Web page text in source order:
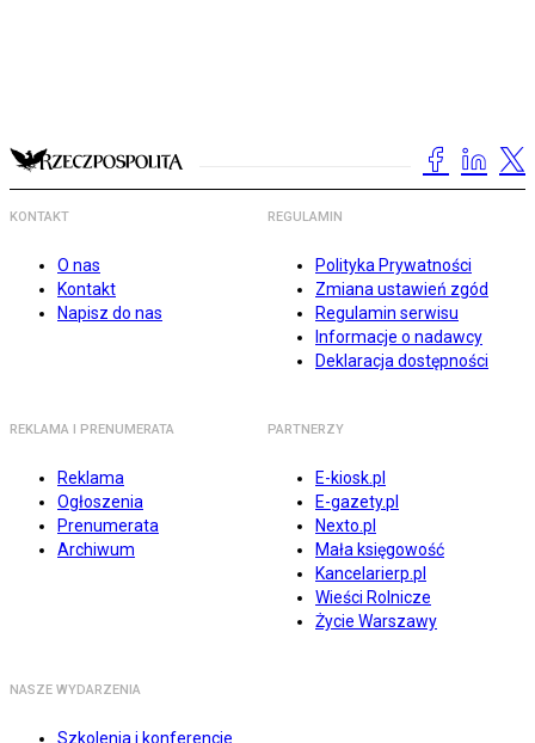
KONTAKT
O nas
Kontakt
Napisz do nas
REGULAMIN
Polityka Prywatności
Zmiana ustawień zgód
Regulamin serwisu
Informacje o nadawcy
Deklaracja dostępności
REKLAMA I PRENUMERATA
Reklama
Ogłoszenia
Prenumerata
Archiwum
PARTNERZY
E-kiosk.pl
E-gazety.pl
Nexto.pl
Mała księgowość
Kancelarierp.pl
Wieści Rolnicze
Życie Warszawy
NASZE WYDARZENIA
Szkolenia i konferencje